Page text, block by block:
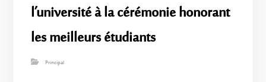
l’université à la cérémonie honorant
les meilleurs étudiants
Principal